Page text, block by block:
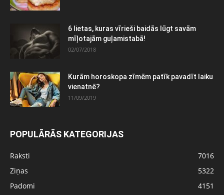
6 lietas, kuras vīrieši baidās lūgt savām
mīļotajām guļamistabā!
02/07/2018
Kurām horoskopa zīmēm patīk pavadīt laiku
vienatnē?
11/09/2019
POPULĀRĀS KATEGORIJAS
Raksti
7016
Ziņas
5322
Padomi
4151